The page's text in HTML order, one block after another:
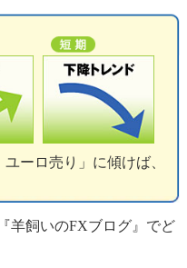
ーロ売り」に傾けば、
羊飼いのFXブログ』でど